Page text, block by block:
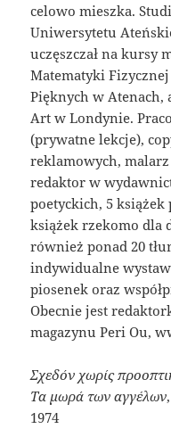
celowo mieszka.
Uniwersytetu
uczęszczał na kursy
Matematyki
Pięknych w Atenach,
Art w Londynie.
(prywatne lekcje),
reklamowych,
redaktor w
poetyckich, 5
książek rzekomo dla
również ponad 20
indywidualne
piosenek oraz
Obecnie jest
magazynu Peri Ou,
Σχεδόν χωρίς
Τα μωρά των αγγέλων
1974